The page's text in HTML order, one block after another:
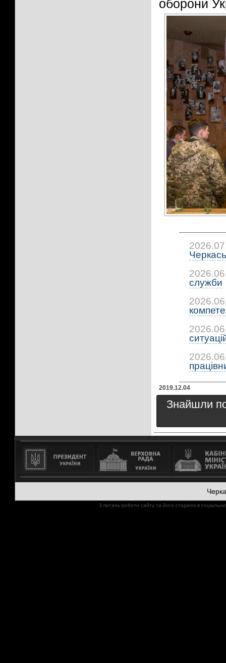
оборони
служби
2019.12.04
Знайшли
З питань роботи сайту та його сторінок в